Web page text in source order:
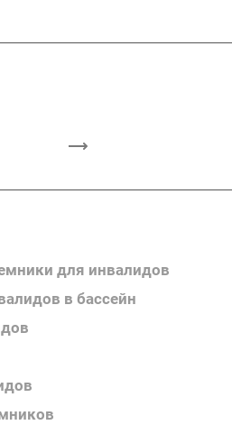
для инвалидов
в бассейн